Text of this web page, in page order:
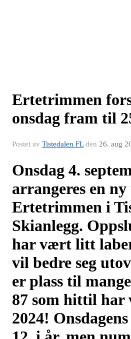
Ertetrimmen
onsdag fram til
Postet av Tistedalen FLden 26. aug
Onsdag 4.
arrangeres en
Ertetrimmen i
Skianlegg.
har vært litt
vil bedre seg
er plass til
87 som hittil
2024!